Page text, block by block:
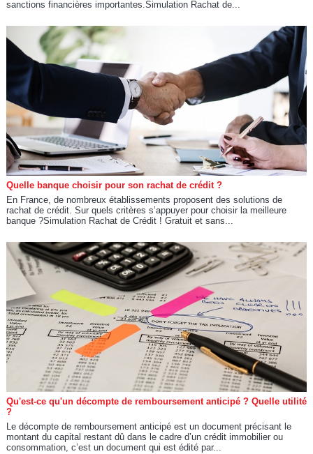
sanctions financières importantes.Simulation Rachat de...
Quelle banque choisir pour son rachat de crédit ?
En France, de nombreux établissements proposent des solutions de
rachat de crédit. Sur quels critères s’appuyer pour choisir la meilleure
banque ?Simulation Rachat de Crédit ! Gratuit et sans...
Qu'est-ce qu'un décompte de remboursement anticipé ? Quelle utilité
?
Le décompte de remboursement anticipé est un document précisant le
montant du capital restant dû dans le cadre d’un crédit immobilier ou
consommation, c’est un document qui est édité par...